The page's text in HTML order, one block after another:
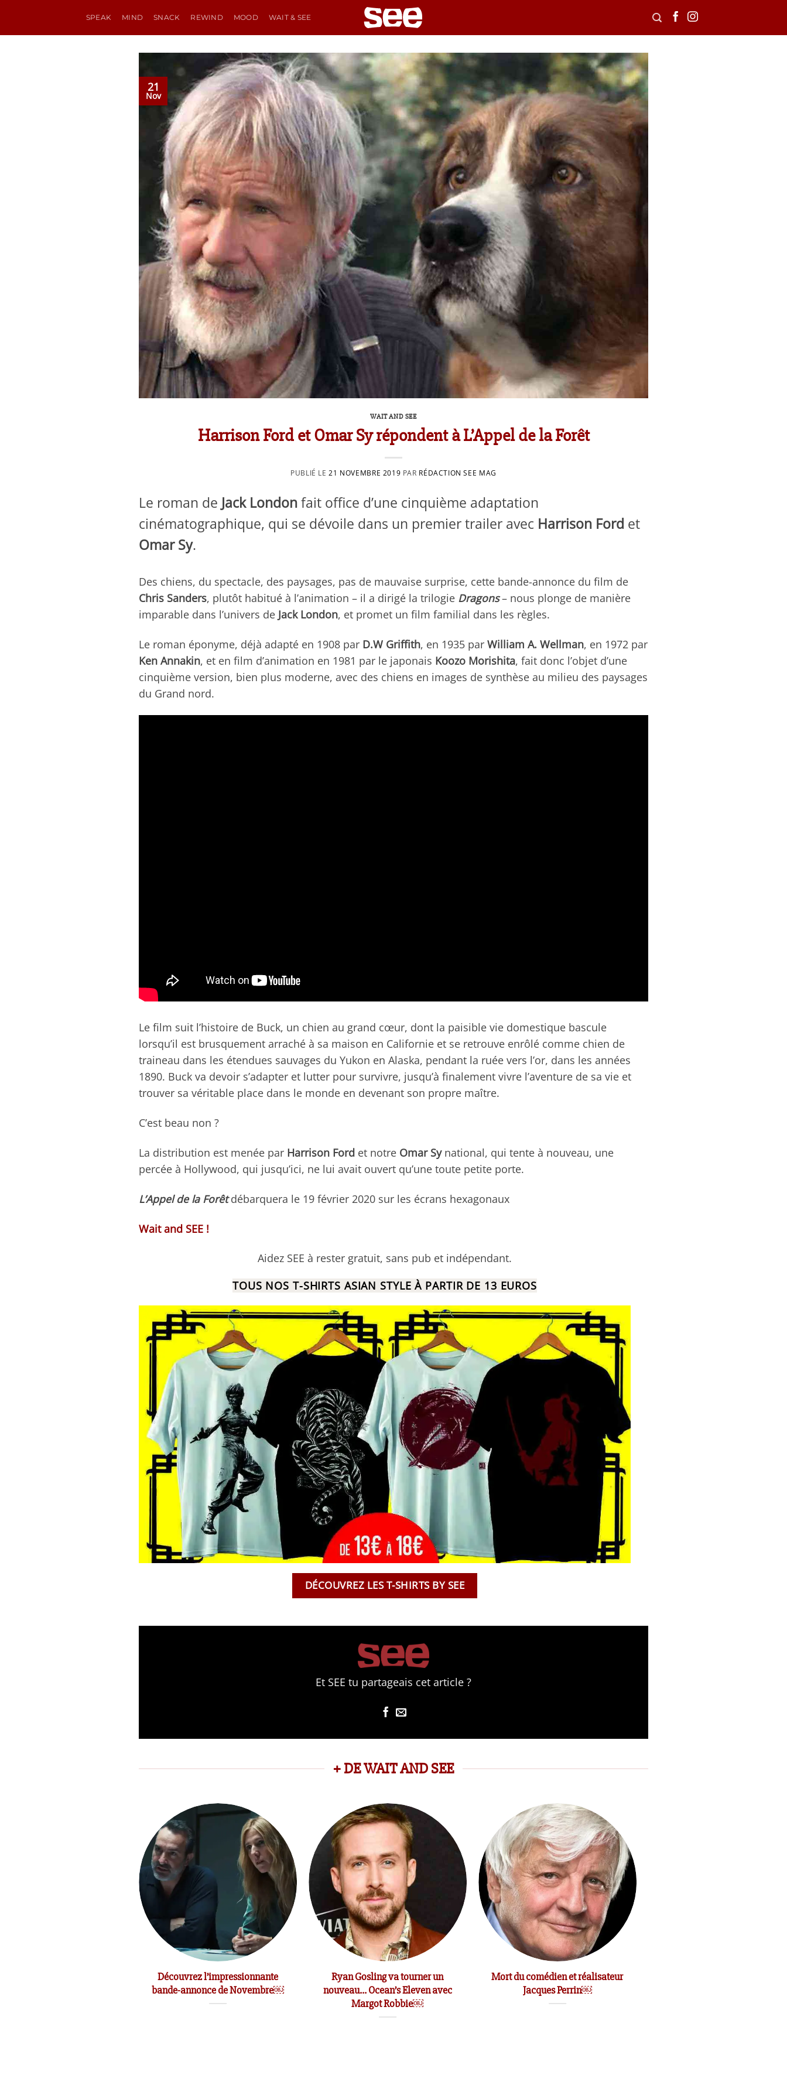
SPEAK MIND SNACK REWIND MOOD WAIT & SEE
21
Nov
WAIT AND SEE
Harrison Ford et Omar Sy répondent à L’Appel de la Forêt
PUBLIÉ LE21 NOVEMBRE 2019 PAR RÉDACTION SEE MAG
Le roman de Jack Londonfait office d’une cinquième adaptation
cinématographique, qui se dévoile dans un premier trailer avec Harrison Ford et
Omar Sy.
Des chiens, du spectacle, des paysages, pas de mauvaise surprise, cette bande-annonce du film de
Chris Sanders, plutôt habitué à l’animation – il a dirigé la trilogie Dragons– nous plonge de manière
imparable dans l’univers de Jack London, et promet un film familial dans les règles.
Le roman éponyme, déjà adapté en 1908 par D.W Griffith, en 1935 par William A. Wellman, en 1972 par
Ken Annakin, et en film d’animation en 1981 par le japonais Koozo Morishita, fait donc l’objet d’une
cinquième version, bien plus moderne, avec des chiens en images de synthèse au milieu des paysages
du Grand nord.
Le film suit l’histoire de Buck, un chien au grand cœur, dont la paisible vie domestique bascule
lorsqu’il est brusquement arraché à sa maison en Californie et se retrouve enrôlé comme chien de
traineau dans les étendues sauvages du Yukon en Alaska, pendant la ruée vers l’or, dans les années
1890. Buck va devoir s’adapter et lutter pour survivre, jusqu’à finalement vivre l’aventure de sa vie et
trouver sa véritable place dans le monde en devenant son propre maître.
C’est beau non ?
La distribution est menée par Harrison Ford et notre Omar Synational, qui tente à nouveau, une
percée à Hollywood, qui jusqu’ici, ne lui avait ouvert qu’une toute petite porte.
L’Appel de la Forêtdébarquera le 19 février 2020 sur les écrans hexagonaux
Wait and SEE !
Aidez SEE à rester gratuit, sans pub et indépendant.
TOUS NOS T-SHIRTS ASIAN STYLE À PARTIR DE 13 EUROS
DÉCOUVREZ LES T-SHIRTS BY SEE
Et SEE tu partageais cet article ?
+ DE WAIT AND SEE
Découvrez l’impressionnante
bande-annonce de Novembre￼
Ryan Gosling va tourner un
nouveau… Ocean’s Eleven avec
Margot Robbie￼
Mort du comédien et réalisateur
Jacques Perrin￼